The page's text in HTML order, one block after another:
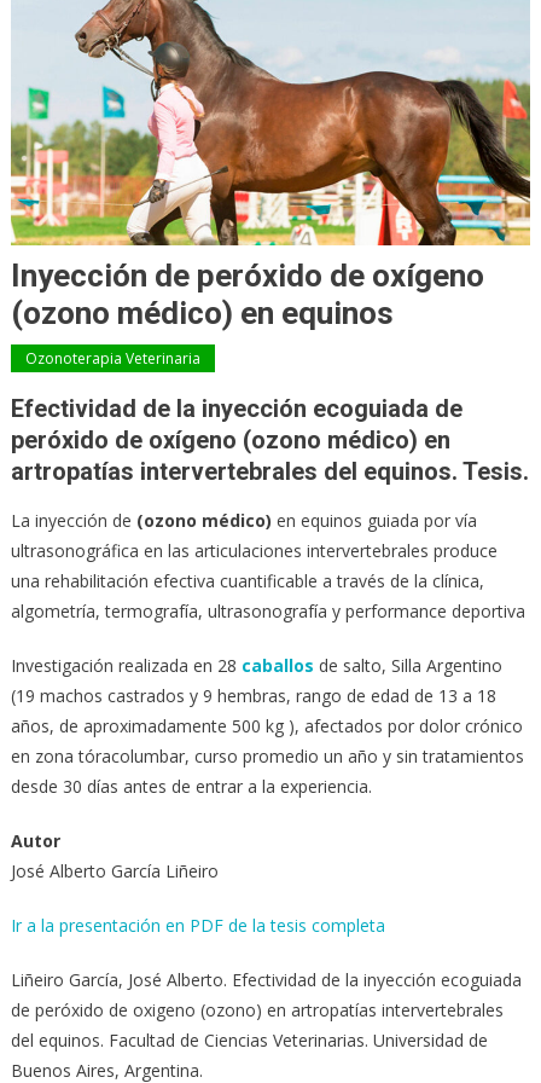
Inyección de peróxido de oxígeno
(ozono médico) en equinos
Ozonoterapia Veterinaria
Efectividad de la inyección ecoguiada de
peróxido de oxígeno (ozono médico) en
artropatías intervertebrales del equinos. Tesis.
La inyección de (ozono médico) en equinos guiada por vía
ultrasonográfica en las articulaciones intervertebrales produce
una rehabilitación efectiva cuantificable a través de la clínica,
algometría, termografía, ultrasonografía y performance deportiva
Investigación realizada en 28 caballos de salto, Silla Argentino
(19 machos castrados y 9 hembras, rango de edad de 13 a 18
años, de aproximadamente 500 kg ), afectados por dolor crónico
en zona tóracolumbar, curso promedio un año y sin tratamientos
desde 30 días antes de entrar a la experiencia.
Autor
José Alberto García Liñeiro
Ir a la presentación en PDF de la tesis completa
Liñeiro García, José Alberto. Efectividad de la inyección ecoguiada
de peróxido de oxigeno (ozono) en artropatías intervertebrales
del equinos. Facultad de Ciencias Veterinarias. Universidad de
Buenos Aires, Argentina.